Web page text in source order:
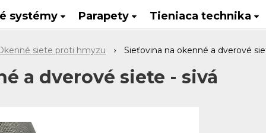
systémy Parapety Tieniaca technika
siete proti hmyzu Sieťovina na okenné a dverové
a dverové siete - sivá